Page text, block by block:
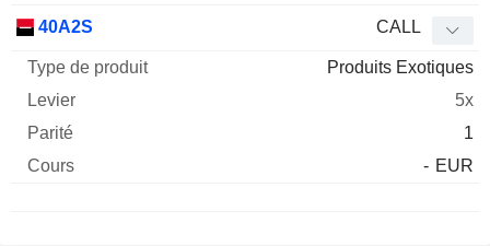
40A2S CALL
Produits Exotiques
5x
1
- EUR